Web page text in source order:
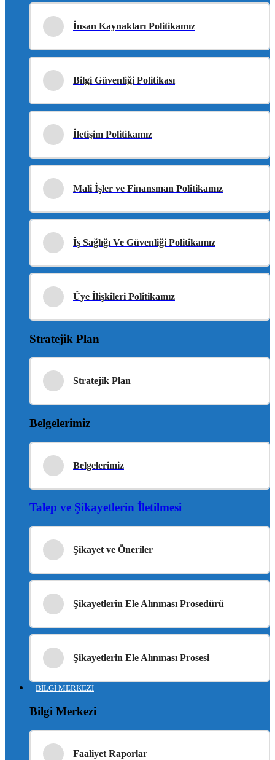
İnsan Kaynakları Politikamız
Bilgi Güvenliği Politikası
İletişim Politikamız
Mali İşler ve Finansman Politikamız
İş Sağlığı Ve Güvenliği Politikamız
Üye İlişkileri Politikamız
Stratejik Plan
Stratejik Plan
Belgelerimiz
Belgelerimiz
Talep ve Şikayetlerin İletilmesi
Şikayet ve Öneriler
Şikayetlerin Ele Alınması Prosedürü
Şikayetlerin Ele Alınması Prosesi
BİLGİ MERKEZİ
Bilgi Merkezi
Faaliyet Raporlar